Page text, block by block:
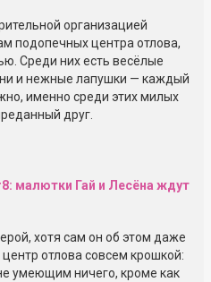
организацией
подопечных центра отлова,
Среди них есть весёлые
и нежные лапушки — каждый
именно среди этих милых
друг.
хотя сам он об этом даже
отлова совсем крошкой:
умеющим ничего, кроме как